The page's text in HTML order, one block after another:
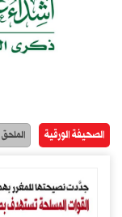
الصحيفة الورقية الملحق